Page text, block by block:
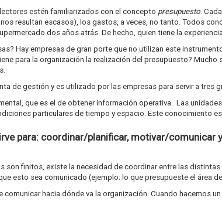
estén familiarizados con el concepto presupuesto .
resultan escasos), los gastos, a veces, no tanto. Todos
dos años atrás. De hecho, quien tiene la
Hay empresas de gran porte que no utilizan este
para la organización la realización del presupuesto?
de gestión y es utilizado por las empresas para servir a
que es el de obtener información operativa. Las
particulares de tiempo y espacio. Este conocimiento
para: coordinar/planificar, motivar/comunicar
son finitos, existe la necesidad de coordinar entre las
esto sea comunicado (ejemplo: lo que presupueste el área
comunicar hacia dónde va la organización. Cuando hacemos